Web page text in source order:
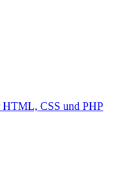
CSS und PHP